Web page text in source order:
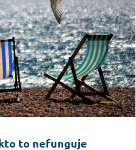
to nefunguje